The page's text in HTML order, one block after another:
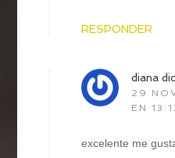
RESPONDER
diana
29
EN
excelente me